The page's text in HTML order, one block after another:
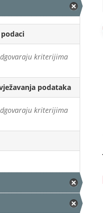
kriterijima
podataka
kriterijima